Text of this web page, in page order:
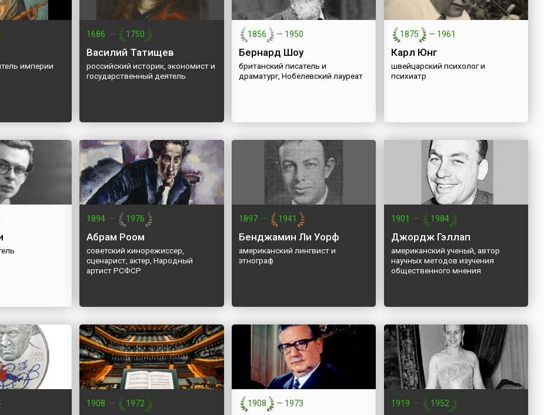
империи
1686 — 1750
Василий Татищев
российский историк, экономист и
государственный деятель
1856 — 1950
Бернард Шоу
британский писатель и
драматург, Нобелевский лауреат
1875 — 1961
Карл Юнг
швейцарский психолог и
психиатр
1894 — 1976
Абрам Роом
советский кинорежиссер,
сценарист, актер, Народный
артист РСФСР
1897 — 1941
Бенджамин Ли Уорф
американский лингвист и
этнограф
1901 — 1984
Джордж Гэллап
американский ученый, автор
научных методов изучения
общественного мнения
1908 — 1972 1908 — 1973 1919 — 1952